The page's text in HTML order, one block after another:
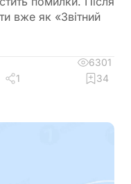
вже як «Звітний
6301
1 34